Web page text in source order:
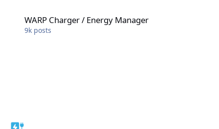
WARP Charger / Energy Manager
9k posts